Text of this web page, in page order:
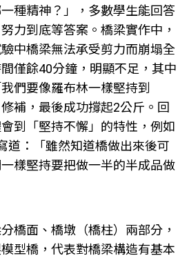
種精神？」，多數學生能回答
力到底等答案。橋梁實作中，
中橋梁無法承受剪力而崩塌全
僅餘40分鐘，明顯不足，其中
們要像羅布林一樣堅持到
補，最後成功撐起2公斤。回
到「堅持不懈」的特性，例如
道：「雖然知道橋做出來後可
樣堅持要把做一半的半成品做
橋面、橋墩（橋柱）兩部分，
型橋，代表對橋梁構造有基本